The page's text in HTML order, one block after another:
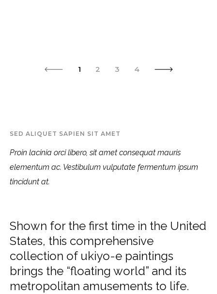
1 2 3 4
SED ALIQUET SAPIEN SIT AMET
Proin lacinia orci libero, sit amet consequat mauris
elementum ac. Vestibulum vulputate fermentum ipsum
tincidunt at.
Shown for the first time in the United
States, this comprehensive
collection of ukiyo-e paintings
brings the “floating world” and its
metropolitan amusements to life.